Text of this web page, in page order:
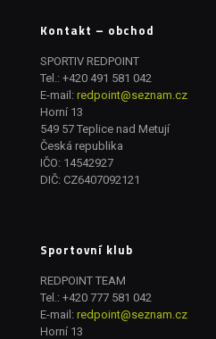
Kontakt – obchod
SPORTIV REDPOINT
Tel.: +420 491 581 042
E-mail: redpoint@seznam.cz
Horní 13
549 57 Teplice nad Metují
Česká republika
IČO: 14542927
DIČ: CZ6407092121
Sportovní klub
REDPOINT TEAM
Tel.: +420 777 581 042
E-mail: redpoint@seznam.cz
Horní 13